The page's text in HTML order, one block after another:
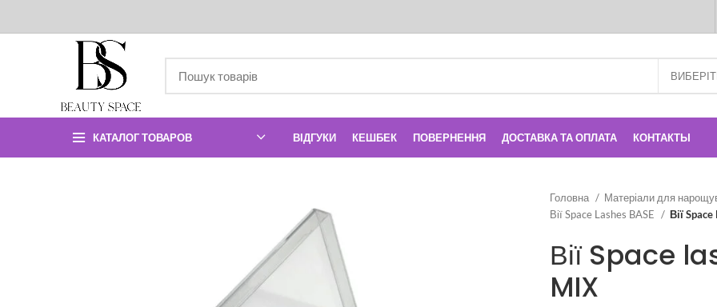
КАТАЛОГ ТОВАРОВ ВІДГУКИ КЕШБЕК ПОВЕРНЕННЯ ДОСТАВКА ТА ОПЛАТА КОНТАКТЫ
Головна Матеріали для
Вії Space Lashes BASE
Вії
Вії Space
MIX